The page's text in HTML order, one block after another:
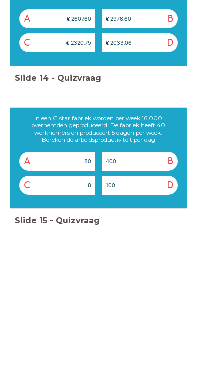
A € 2607,60 B
€ 2976,60
C € 2320,75 D
€ 2033,06
Slide 14 - Quizvraag
In een G star fabriek worden per week 16.000
overhemden geproduceerd. De fabriek heeft 40
werknemers en produceert 5 dagen per week.
Bereken de arbeidsproductiviteit per dag
A 80 B
400
C 8 D
100
Slide 15 - Quizvraag